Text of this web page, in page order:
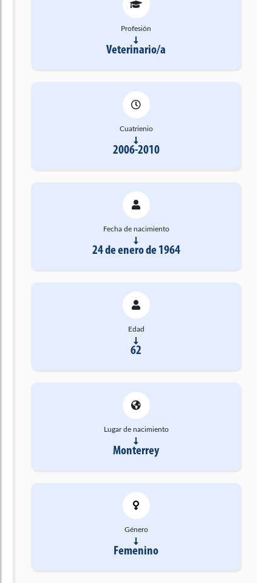
Profesión
Veterinario/a
Cuatrienio
2006-2010
Fecha de nacimiento
24 de enero de 1964
Edad
62
Lugar de nacimiento
Monterrey
Género
Femenino